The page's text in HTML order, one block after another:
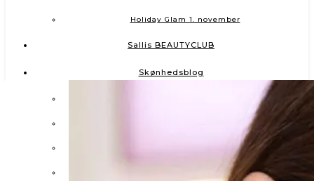
Holiday Glam 1. november
Sallis BEAUTYCLUB
Skønhedsblog
Sallis skønhedsskole